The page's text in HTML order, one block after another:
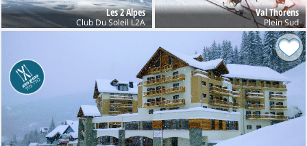
Val Thorens
Plein Sud
Les 2 Alpes
Club Du Soleil L2A